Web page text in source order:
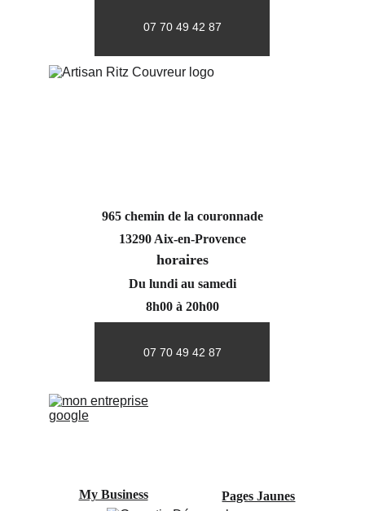
07 70 49 42 87
07 70 49 42 87
965 chemin de la couronnade
13290 Aix-en-Provence
horaires
Du lundi au samedi
8h00 à 20h00
My Business Pages Jaunes